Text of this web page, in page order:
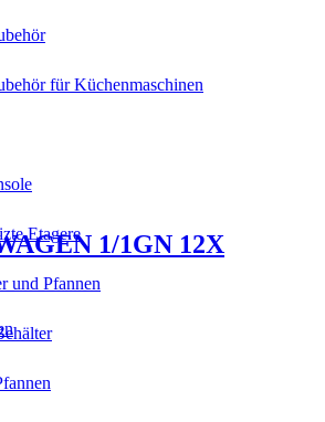
für Küchenmaschinen
Etagere
und Pfannen
1/1GN 12X